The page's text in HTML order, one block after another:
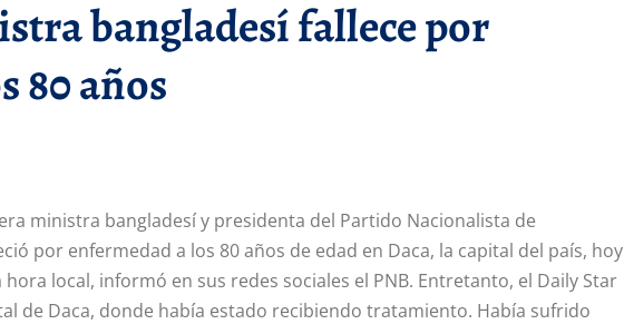
bangladesí fallece por
80 años
ministra bangladesí y presidenta del Partido Nacionalista de
por enfermedad a los 80 años de edad en Daca, la capital del país, hoy
local, informó en sus redes sociales el PNB. Entretanto, el Daily Star
de Daca, donde había estado recibiendo tratamiento. Había sufrido